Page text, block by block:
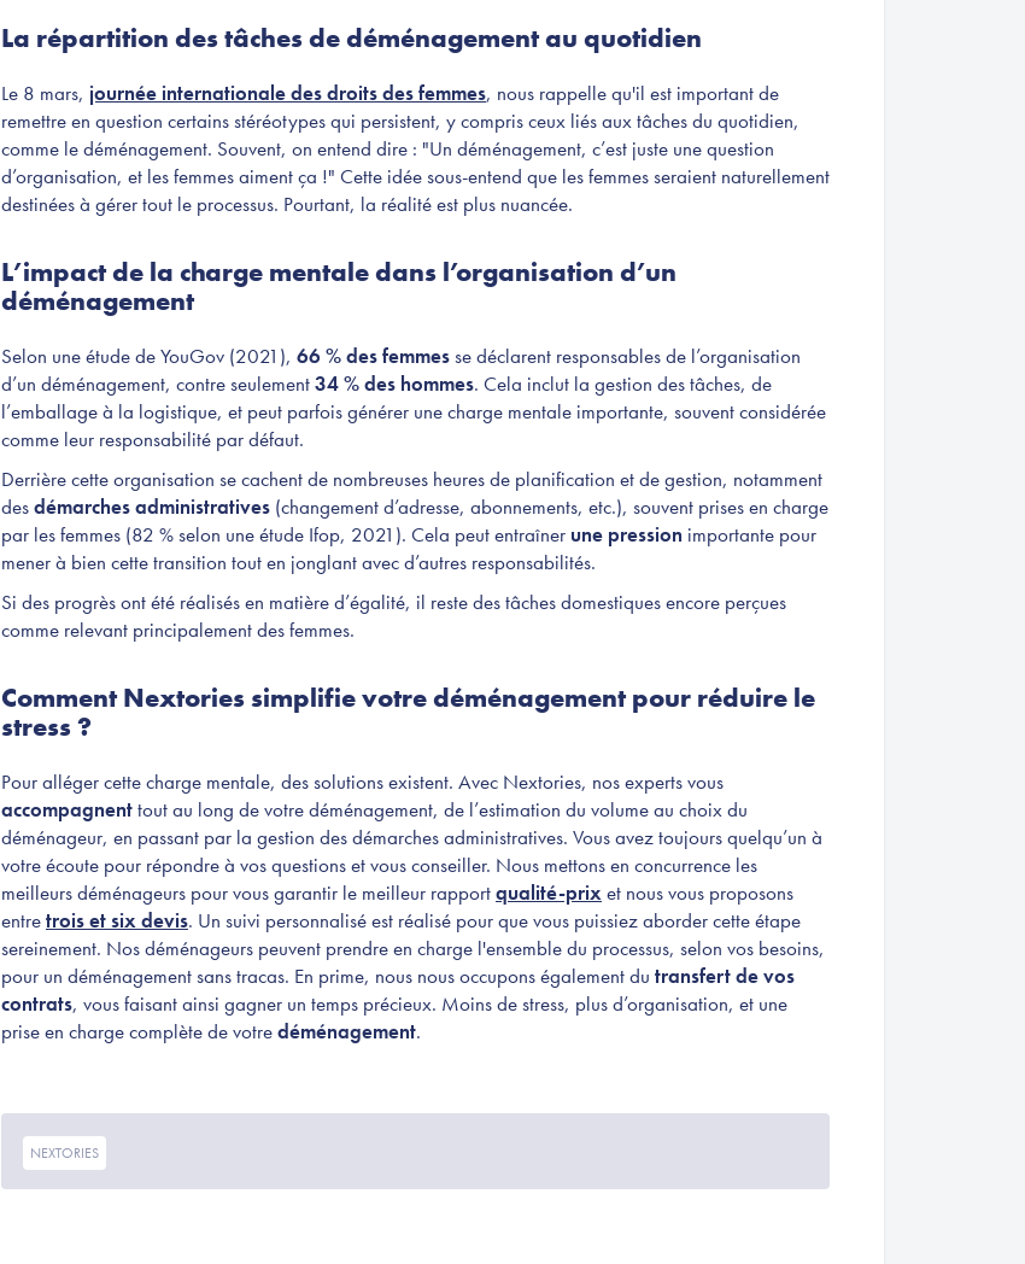
La répartition des tâches de déménagement au quotidien
Le 8 mars, journée internationale des droits des femmes, nous rappelle qu'il est important de
remettre en question certains stéréotypes qui persistent, y compris ceux liés aux tâches du quotidien,
comme le déménagement. Souvent, on entend dire : "Un déménagement, c’est juste une question
d’organisation, et les femmes aiment ça !" Cette idée sous-entend que les femmes seraient naturellement
destinées à gérer tout le processus. Pourtant, la réalité est plus nuancée.
L’impact de la charge mentale dans l’organisation d’un
déménagement
Selon une étude de YouGov (2021), 66 % des femmesse déclarent responsables de l’organisation
d’un déménagement, contre seulement34 % des hommes. Cela inclut la gestion des tâches, de
l’emballage à la logistique, et peut parfois générer une charge mentale importante, souvent considérée
comme leur responsabilité par défaut.
Derrière cette organisation se cachent de nombreuses heures de planification et de gestion, notamment
desdémarches administratives (changement d’adresse, abonnements, etc.), souvent prises en charge
par les femmes (82 % selon une étude Ifop, 2021). Cela peut entraîner une pression importante pour
mener à bien cette transition tout en jonglant avec d’autres responsabilités.
Si des progrès ont été réalisés en matière d’égalité, il reste des tâches domestiques encore perçues
comme relevant principalement des femmes.
Comment Nextories simplifie votre déménagement pour réduire le
stress ?
Pour alléger cette charge mentale, des solutions existent. Avec Nextories, nos experts vous
accompagnenttout au long de votre déménagement, de l’estimation du volume au choix du
déménageur, en passant par la gestion des démarches administratives. Vous avez toujours quelqu’un à
votre écoute pour répondre à vos questions et vous conseiller. Nous mettons en concurrence les
meilleurs déménageurs pour vous garantir le meilleur rapportqualité-prixet nous vous proposons
entretrois et six devis. Un suivi personnalisé est réalisé pour que vous puissiez aborder cette étape
sereinement. Nos déménageurs peuvent prendre en charge l'ensemble du processus, selon vos besoins,
pour un déménagement sans tracas. En prime, nous nous occupons également du transfert de vos
contrats, vous faisant ainsi gagner un temps précieux. Moins de stress, plus d’organisation, et une
prise en charge complète de votredéménagement.
NEXTORIES